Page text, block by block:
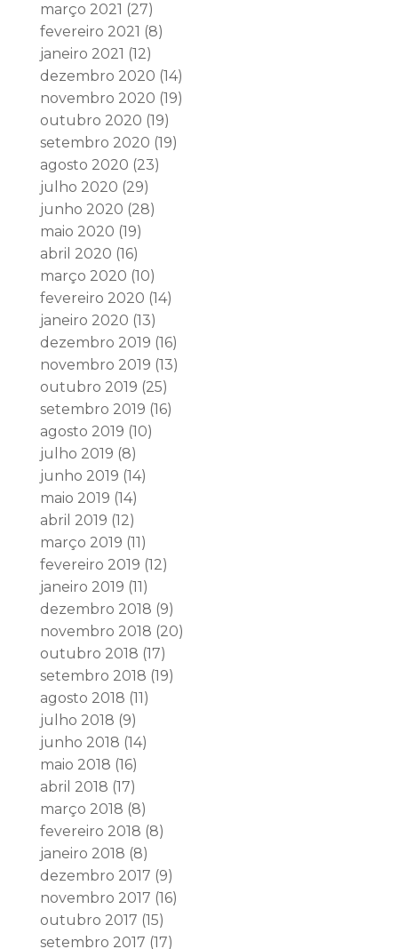
março 2021 (27)
fevereiro 2021 (8)
janeiro 2021 (12)
dezembro 2020 (14)
novembro 2020 (19)
outubro 2020 (19)
setembro 2020 (19)
agosto 2020 (23)
julho 2020 (29)
junho 2020 (28)
maio 2020 (19)
abril 2020 (16)
março 2020 (10)
fevereiro 2020 (14)
janeiro 2020 (13)
dezembro 2019 (16)
novembro 2019 (13)
outubro 2019 (25)
setembro 2019 (16)
agosto 2019 (10)
julho 2019 (8)
junho 2019 (14)
maio 2019 (14)
abril 2019 (12)
março 2019 (11)
fevereiro 2019 (12)
janeiro 2019 (11)
dezembro 2018 (9)
novembro 2018 (20)
outubro 2018 (17)
setembro 2018 (19)
agosto 2018 (11)
julho 2018 (9)
junho 2018 (14)
maio 2018 (16)
abril 2018 (17)
março 2018 (8)
fevereiro 2018 (8)
janeiro 2018 (8)
dezembro 2017 (9)
novembro 2017 (16)
outubro 2017 (15)
setembro 2017 (17)